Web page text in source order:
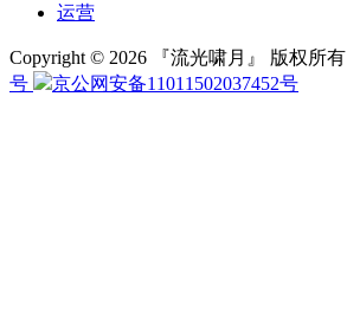
运营
Copyright © 2026 『流光啸月』 版权所有
号
京公网安备11011502037452号